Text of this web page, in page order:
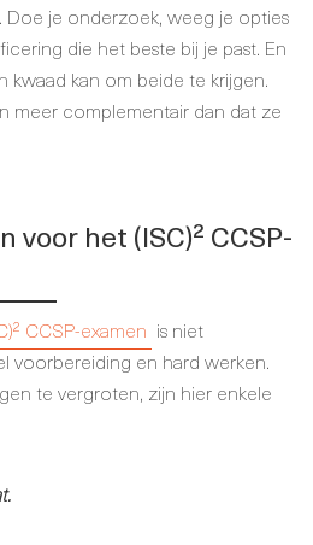
Doe je onderzoek, weeg je opties
die het beste bij je past. En
kan om beide te krijgen.
meer complementair dan dat ze
voor het (ISC)² CCSP-
CCSP-examen is niet
voorbereiding en hard werken.
te vergroten, zijn hier enkele